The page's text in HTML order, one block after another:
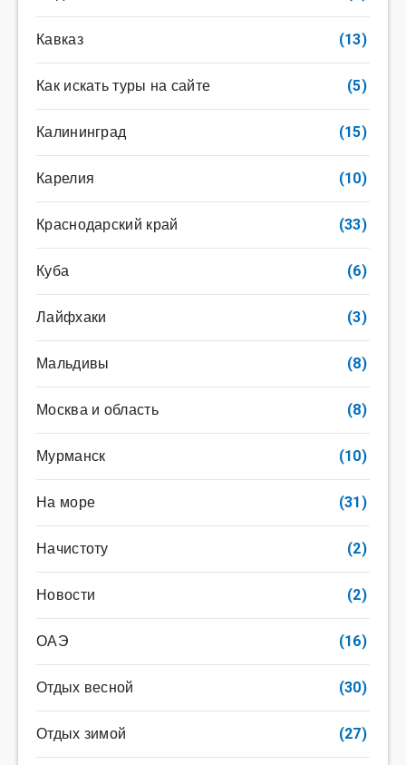
Кавказ (13)
Как искать туры на сайте (5)
Калининград (15)
Карелия (10)
Краснодарский край (33)
Куба (6)
Лайфхаки (3)
Мальдивы (8)
Москва и область (8)
Мурманск (10)
На море (31)
Начистоту (2)
Новости (2)
ОАЭ (16)
Отдых весной (30)
Отдых зимой (27)